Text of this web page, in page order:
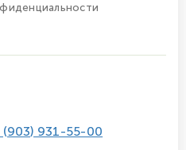
931-55-00